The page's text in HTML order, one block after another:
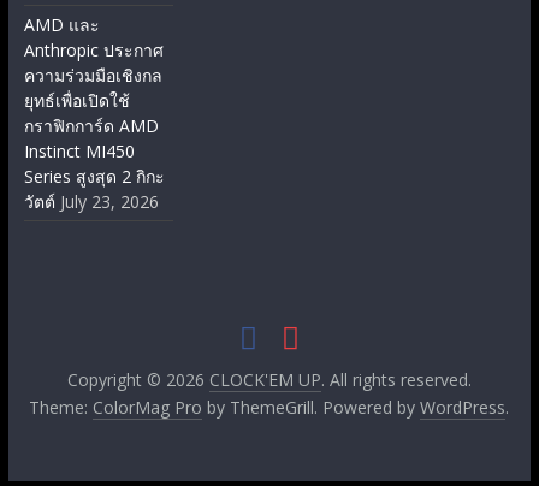
AMD และ
Anthropic ประกาศ
ความร่วมมือเชิงกล
ยุทธ์เพื่อเปิดใช้
กราฟิกการ์ด AMD
Instinct MI450
Series สูงสุด 2 กิกะ
วัตต์ July 23, 2026
Copyright © 2026 CLOCK'EM UP. All rights reserved.
Theme: ColorMag Pro by ThemeGrill. Powered byWordPress.